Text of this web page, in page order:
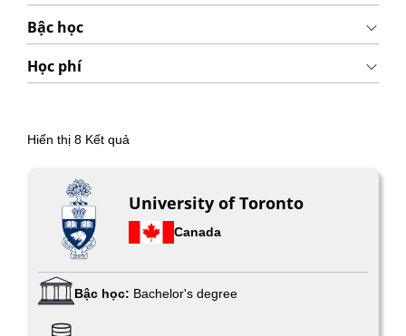
Bậc học
Học phí
Hiển thị 8Kết quả
University of Toronto
Canada
Bậc học: Bachelor's degree